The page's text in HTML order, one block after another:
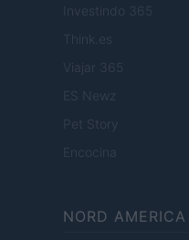
Investindo 365
Think.es
Viajar 365
ES Newz
Pet Story
Encocina
NORD AMERICA